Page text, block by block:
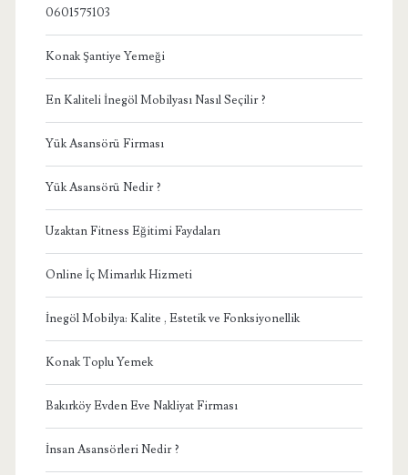
0601575103
Konak Şantiye Yemeği
En Kaliteli İnegöl Mobilyası Nasıl Seçilir ?
Yük Asansörü Firması
Yük Asansörü Nedir ?
Uzaktan Fitness Eğitimi Faydaları
Online İç Mimarlık Hizmeti
İnegöl Mobilya: Kalite , Estetik ve Fonksiyonellik
Konak Toplu Yemek
Bakırköy Evden Eve Nakliyat Firması
İnsan Asansörleri Nedir ?